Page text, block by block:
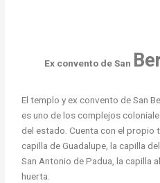
Ex convento de San
El templo y ex convento de San
es uno de los complejos
del estado. Cuenta con el propio
capilla de Guadalupe, la capilla
San Antonio de Padua, la capilla
huerta.